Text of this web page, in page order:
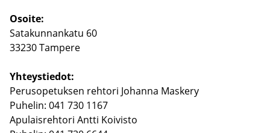
Osoi­te:
Sa­ta­kun­nan­ka­tu 60
33230 Tam­pe­re
Yh­teys­tie­dot:
Pe­rus­o­pe­tuk­sen reh­to­ri Jo­han­na Mas­ke­ry
Pu­he­lin: 041 730 1167
Apu­lais­reh­to­ri Antti Koi­vis­to